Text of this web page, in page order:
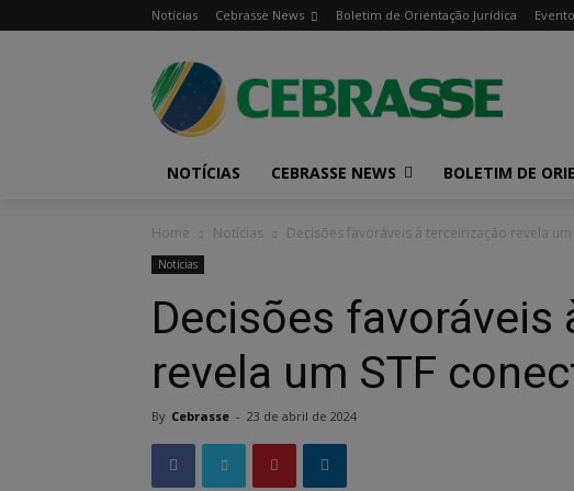
Notícias Cebrasse News Boletim de Orientação Jurídica
NOTÍCIAS CEBRASSE NEWS BOLETIM DE
Home Notícias Decisões favoráveis à terceirização revela um
Notícias
Decisões favoráveis
revela um STF
By Cebrasse - 23 de abril de 2024